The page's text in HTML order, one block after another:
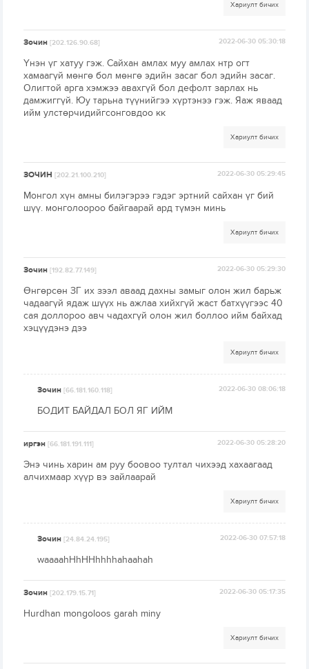
Хариулт бичих
Зочин[202.126.90.68] 2022-06-30 05:30:18
Үнэн үг хатуу гэж. Сайхан амлах муу амлах нтр огт
хамаагүй мөнгө бол мөнгө эдийн засаг бол эдийн засаг.
Олигтой арга хэмжээ авахгүй бол дефолт зарлах нь
дамжиггүй. Юу тарьна түүнийгээ хүртэнээ гэж. Яаж яваад
ийм улстөрчидийгсонговдоо кк
Хариулт бичих
ЗОЧИН[202.21.100.210] 2022-06-30 05:29:45
Монгол хүн амны билэгэрээ гэдэг эртний сайхан үг бий
шүү. монголоороо байгаарай ард түмэн минь
Хариулт бичих
Зочин[192.82.77.149] 2022-06-30 05:29:30
Өнгөрсөн ЗГ их зээл аваад дахны замыг олон жил барьж
чадаагүй ядаж шүүх нь ажлаа хийхгүй жаст батхүүгээс 40
сая доллороо авч чадахгүй олон жил боллоо ийм байхад
хэцүүдэнэ дээ
Хариулт бичих
Зочин[66.181.160.118] 2022-06-30 08:06:18
БОДИТ БАЙДАЛ БОЛ ЯГ ИЙМ
иргэн[66.181.191.111] 2022-06-30 05:28:20
Энэ чинь харин ам руу боовоо тултал чихээд хахаагаад
алчихмаар хүүр вэ зайлаарай
Хариулт бичих
Зочин[24.84.24.195] 2022-06-30 07:57:18
waaaahHhHHhhhhahaahah
Зочин[202.179.15.71] 2022-06-30 05:17:35
Hurdhan mongoloos garah miny
Хариулт бичих